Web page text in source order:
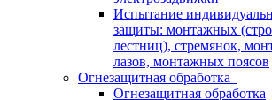
Испытание
защиты: монтажных
лестниц), стремянок,
лазов, монтажных поясов
Огнезащитная обработка
Огнезащитная обработка